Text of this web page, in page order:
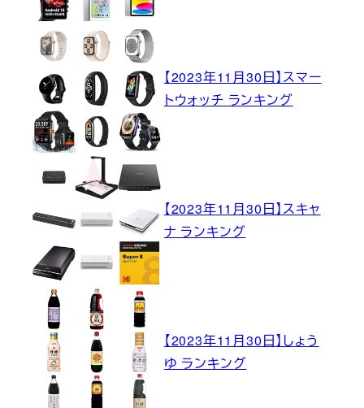
【2023年11月30日】スマー
トウォッチ ランキング
【2023年11月30日】スキャ
ナ ランキング
【2023年11月30日】しょう
ゆ ランキング